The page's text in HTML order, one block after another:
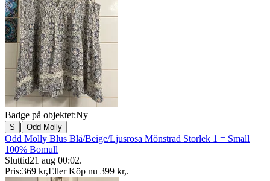
Badge på objektet:Ny
S | Odd Molly
Odd Molly Blus Blå/Beige/Ljusrosa Mönstrad Storlek 1 = Small
100% Bomull
Sluttid21 aug 00:02.
Pris:369 kr,Eller Köp nu 399 kr,.